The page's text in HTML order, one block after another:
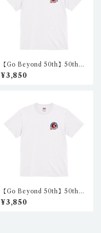
【Go Beyond 50th】50th
ハイクオリティTシャツ1（ホ
ワイト） nkc-ht-03
¥3,850
【Go Beyond 50th】50th
ハイクオリティTシャツ2（ホ
ワイト） nkc-ht-05
¥3,850